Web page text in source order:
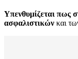
Υπενθυμίζεται πως
ασφαλιστικών και